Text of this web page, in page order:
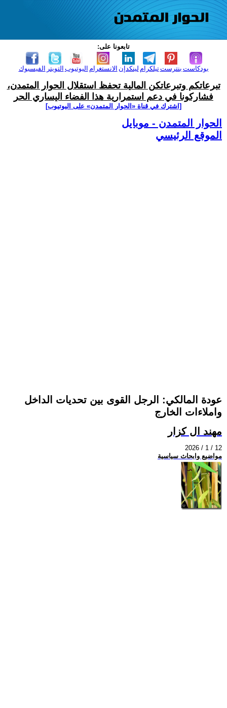
تابعونا على:
الفيسبوك التويتر اليوتيوب الانستغرام لينكدإن تيلكرامبنترست بودكاست
تبرعاتكم وتبرعاتكن المالية تحفظ استقلال الحوار المتمدن،
فشاركونا في دعم استمرارية هذا الفضاء اليساري الحر
[اشترك في قناة ‫«الحوار المتمدن» على اليوتيوب]
الحوار المتمدن - موبايل
الموقع الرئيسي
عودة المالكي: الرجل القوى بين تحديات الداخل
واملاءات الخارج
مهند ال كزار
2026 / 1 / 12
مواضيع وابحاث سياسية